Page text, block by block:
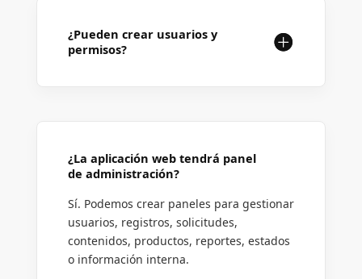
¿Pueden crear usuarios y
permisos?
¿La aplicación web tendrá panel
de administración?
Sí. Podemos crear paneles para gestionar
usuarios, registros, solicitudes,
contenidos, productos, reportes, estados
o información interna.